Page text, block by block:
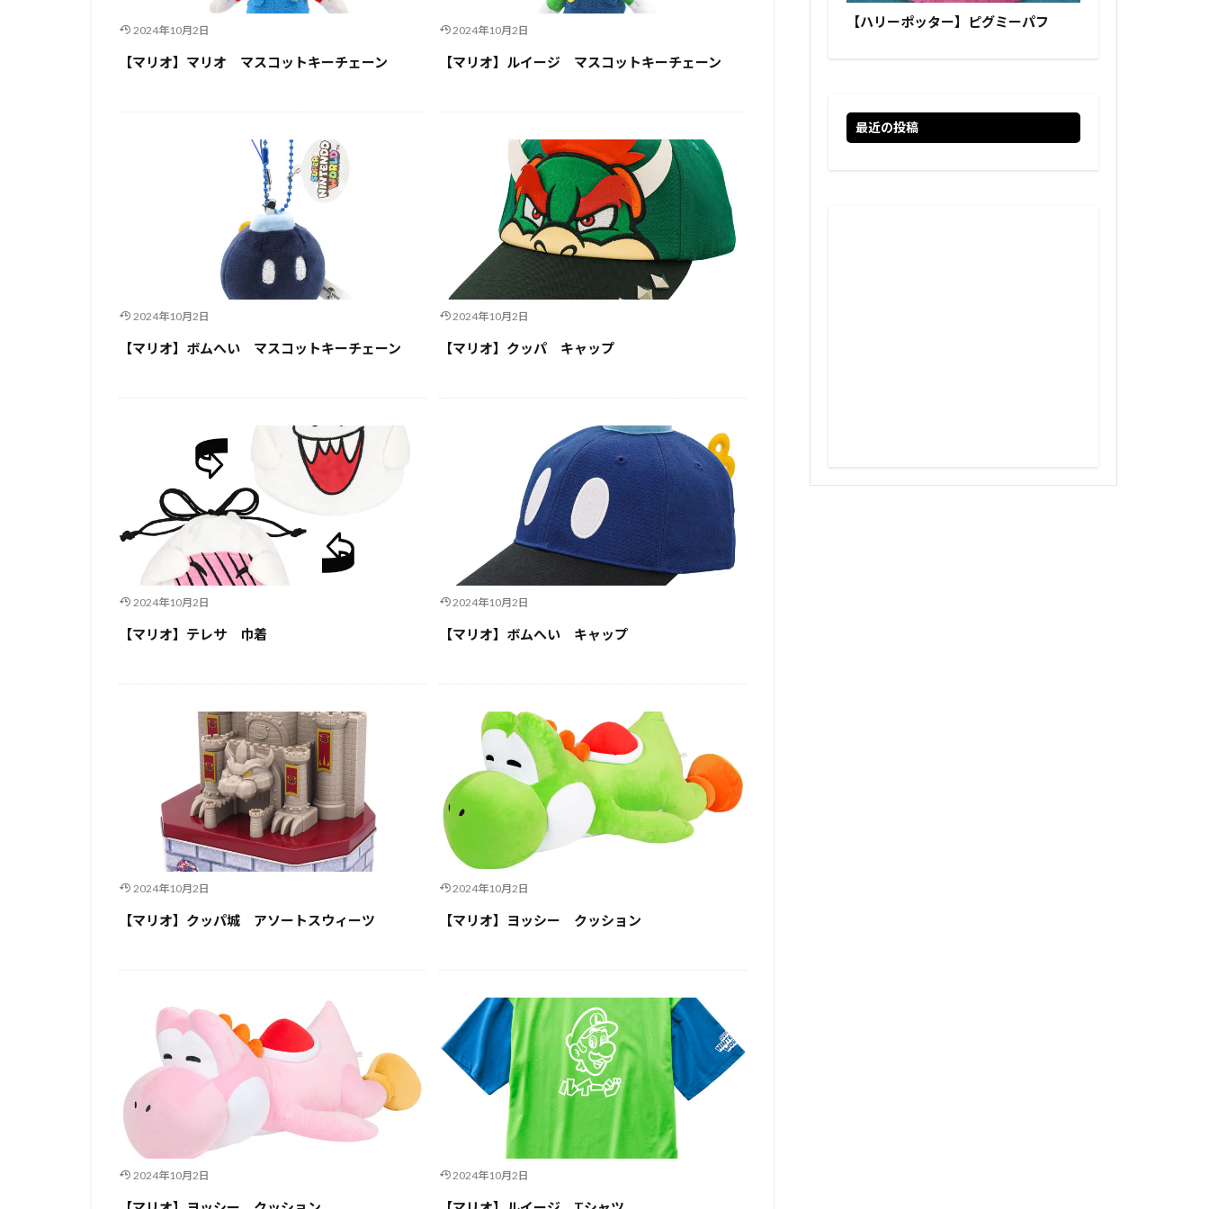
2024年10月2日
【マリオ】マリオ マスコットキーチェーン
2024年10月2日
【マリオ】ルイージ マスコットキーチェーン
2024年10月2日
【マリオ】ボムへい マスコットキーチェーン
2024年10月2日
【マリオ】クッパ キャップ
2024年10月2日
【マリオ】テレサ 巾着
2024年10月2日
【マリオ】ボムへい キャップ
2024年10月2日
【マリオ】クッパ城 アソートスウィーツ
2024年10月2日
【マリオ】ヨッシー クッション
2024年10月2日 2024年10月2日
【ハリーポッター】ピグミーパフ
最近の投稿